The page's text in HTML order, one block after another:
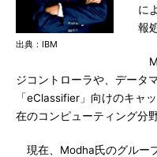
出典：IBM
に
報
ジコントローラや、データ
「eClassifier」向けのキャ
在のコンピューティング分
現在、Modha氏のグルー